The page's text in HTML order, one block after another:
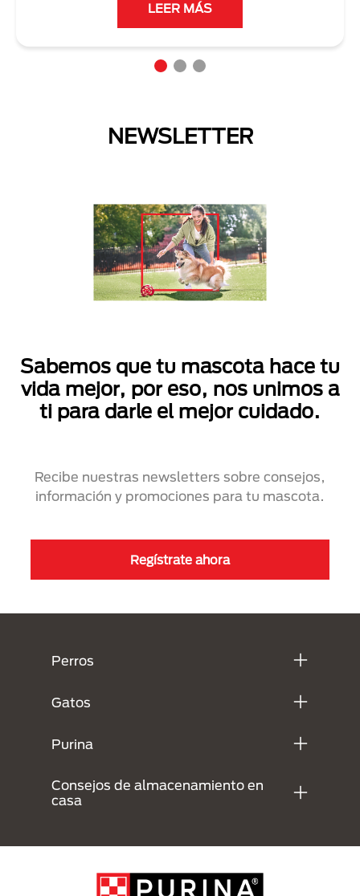
LEER MÁS
NEWSLETTER
Sabemos que tu mascota hace tu
vida mejor, por eso, nos unimos a
ti para darle el mejor cuidado.
Recibe nuestras newsletters sobre consejos,
información y promociones para tu mascota.
Regístrate ahora
Perros
Gatos
Purina
Consejos de almacenamiento en
casa